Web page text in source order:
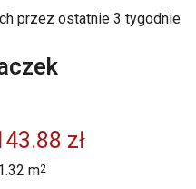
przez ostatnie 3 tygodnie
zł
m2